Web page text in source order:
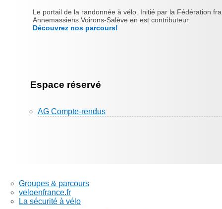
Le portail de la randonnée à vélo. Initié par la Fédération
Annemassiens Voirons-Salève en est contributeur.
Découvrez nos parcours!
Espace réservé
AG Compte-rendus
Groupes & parcours
veloenfrance.fr
La sécurité à vélo